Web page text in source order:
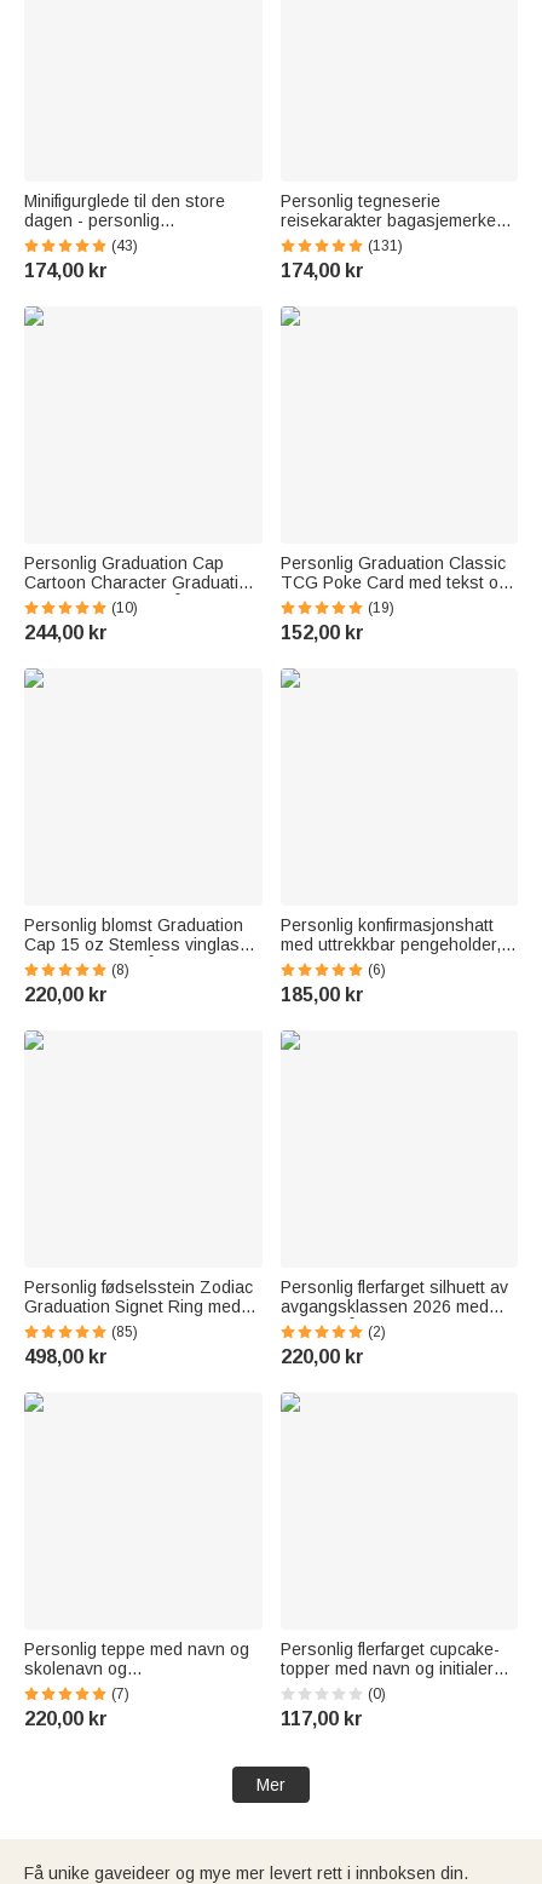
Minifigurglede til den store
dagen - personlig
nøkkelringsett med 3D-
pixelblokk-stil - eksamensgave
til avgangsklassekamerater
(43)
174,00 kr
Personlig tegneserie
reisekarakter bagasjemerke
med navn Reisetilbehør
Bursdagsgave til familie
reiseelskere
(131)
174,00 kr
Personlig Graduation Cap
Cartoon Character Graduation
Sash med navn og år
Graduation Keepsake Gift for
Class of 2026 Graduates
(10)
244,00 kr
Personlig Graduation Classic
TCG Poke Card med tekst og
stativ Skrivebordsdekorasjon
Graduation Party Gift for
Graduates
(19)
152,00 kr
Personlig blomst Graduation
Cap 15 oz Stemless vinglass
med navn tekst år hjemme Bar
Treat Graduation Party gave til
nyutdannede
(8)
220,00 kr
Personlig konfirmasjonshatt
med uttrekkbar pengeholder,
gaveeske med navn og 30 stk.
gjennomsiktige poser
Konfirmasjonsgave til
(6)
185,00 kr
Personlig fødselsstein Zodiac
Graduation Signet Ring med
gravert navn og tekst
Graduation Keepsake Gift for
High School University
(85)
498,00 kr
Personlig flerfarget silhuett av
avgangsklassen 2026 med
navn og årstall Graduation
Keepsake Celebration Gift for
Graduates Classmates
(2)
220,00 kr
Personlig teppe med navn og
skolenavn og
konfirmasjonssertifikat Design
Throw Blanket Graduation Gift
for High School College
(7)
220,00 kr
Personlig flerfarget cupcake-
topper med navn og initialer
Kakedekorasjon
Graderingsgave til en venn
som er uteksaminert
(0)
117,00 kr
Mer
Få unike gaveideer og mye mer levert rett i innboksen din.